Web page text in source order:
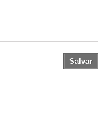
Salvar